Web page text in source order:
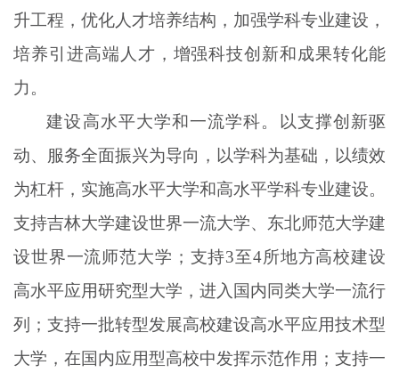
升工程，优化人才培养结构，加强学科专业建设，
培养引进高端人才，增强科技创新和成果转化能
力。
建设高水平大学和一流学科。以支撑创新驱
动、服务全面振兴为导向，以学科为基础，以绩效
为杠杆，实施高水平大学和高水平学科专业建设。
支持吉林大学建设世界一流大学、东北师范大学建
设世界一流师范大学；支持3至4所地方高校建设
高水平应用研究型大学，进入国内同类大学一流行
列；支持一批转型发展高校建设高水平应用技术型
大学，在国内应用型高校中发挥示范作用；支持一